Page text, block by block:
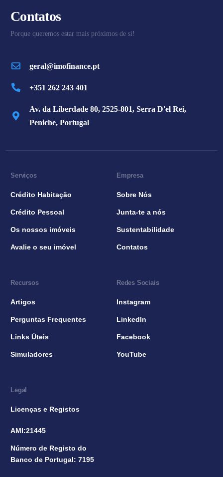
Contatos
Porque queremos estar mais próximos de si!
geral@imofinance.pt
+351 262 243 401
Av. da Liberdade 80, 2525-801, Serra D'el Rei,
Peniche, Portugal
Serviços
Crédito Habitação
Crédito Pessoal
Os nossos imóveis
Avalie o seu imóvel
Empresa
Sobre Nós
Junta-te a nós
Sustentabilidade
Contatos
Recursos
Artigos
Perguntas Frequentes
Links Úteis
Simuladores
Redes Sociais
Instagram
LinkedIn
Facebook
YouTube
Legal
Licenças e Registos
AMI:21445
Número de Registo do
Banco de Portugal: 7195